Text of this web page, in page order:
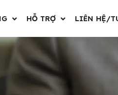
HỖ TRỢ LIÊN HỆ/